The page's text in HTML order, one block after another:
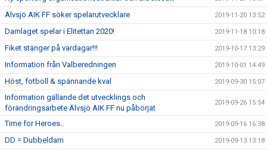
Älvsjö AIK FF söker spelarutvecklare 2019-11-20 13:52
Damlaget spelar i Elitettan 2020! 2019-11-18 10:18
Fiket stänger på vardagar!!! 2019-10-17 13:29
Information från Valberedningen 2019-10-01 14:49
Höst, fotboll & spännande kval 2019-09-30 15:07
Information gällande det utvecklings och
förändringsarbete Älvsjö AIK FF nu påbörjat
2019-09-26 15:54
Time for Heroes.. 2019-09-16 16:38
DD = Dubbeldam 2019-09-13 13:18